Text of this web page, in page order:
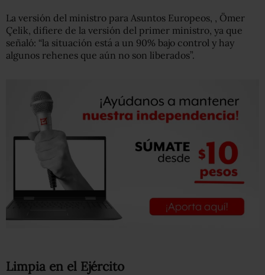
La versión del ministro para Asuntos Europeos, , Ömer
Çelik, difiere de la versión del primer ministro, ya que
señaló: “la situación está a un 90% bajo control y hay
algunos rehenes que aún no son liberados”.
Limpia en el Ejército